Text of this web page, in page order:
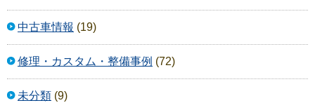
中古車情報 (19)
修理・カスタム・整備事例 (72)
未分類 (9)